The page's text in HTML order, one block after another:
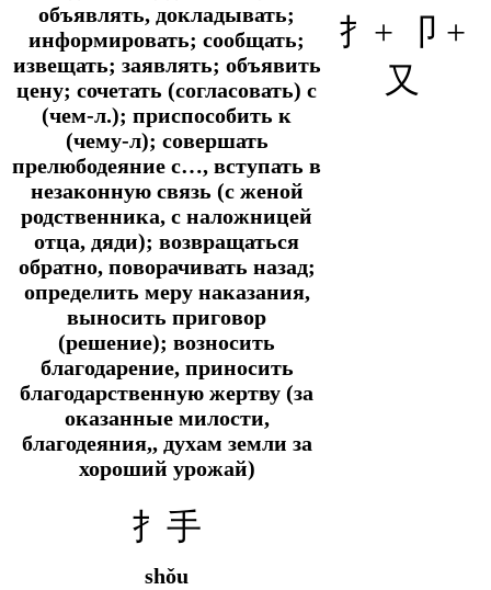
объявлять, докладывать;
информировать; сообщать;
извещать; заявлять; объявить
цену; сочетать (согласовать) с
(чем-л.); приспособить к
(чему-л); совершать
прелюбодеяние с…, вступать в
незаконную связь (с женой
родственника, с наложницей
отца, дяди); возвращаться
обратно, поворачивать назад;
определить меру наказания,
выносить приговор
(решение); возносить
благодарение, приносить
благодарственную жертву (за
оказанные милости,
благодеяния,, духам земли за
хороший урожай)
扌+ 卩 +
又
扌手
shǒu